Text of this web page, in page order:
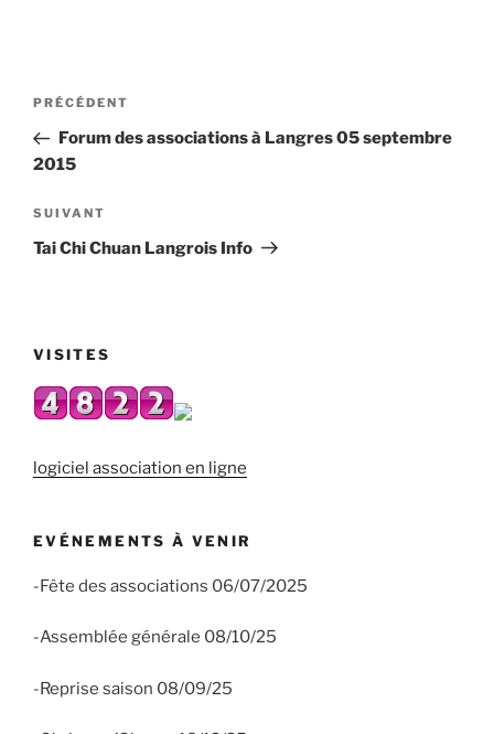
Navigation
l’article
Article
précédent
PRÉCÉDENT
Forum des associations à Langres 05 septembre
2015
Article
suivant
SUIVANT
Tai Chi Chuan Langrois Info
VISITES
logiciel association en ligne
EVÉNEMENTS À VENIR
-Fête des associations 06/07/2025
-Assemblée générale 08/10/25
-Reprise saison 08/09/25